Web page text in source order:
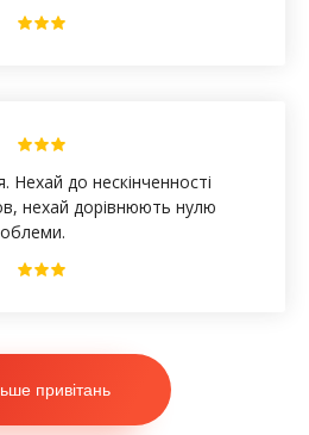
Нехай до нескінченності
нехай дорівнюють нулю
привітань